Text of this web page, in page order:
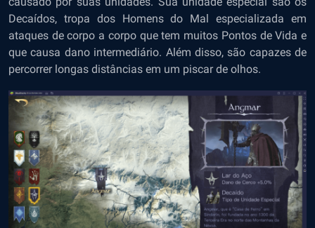
Decaídos, tropa dos Homens do Mal especializada em
ataques de corpo a corpo que tem muitos Pontos de Vida e
que causa dano intermediário. Além disso, são capazes de
percorrer longas distâncias em um piscar de olhos.